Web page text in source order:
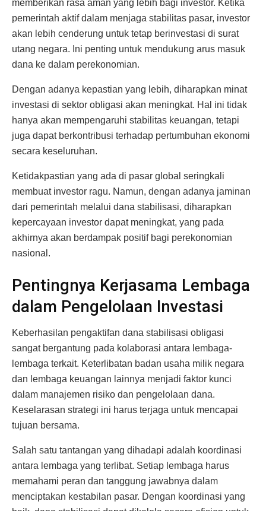
memberikan rasa aman yang lebih bagi investor. Ketika
pemerintah aktif dalam menjaga stabilitas pasar, investor
akan lebih cenderung untuk tetap berinvestasi di surat
utang negara. Ini penting untuk mendukung arus masuk
dana ke dalam perekonomian.
Dengan adanya kepastian yang lebih, diharapkan minat
investasi di sektor obligasi akan meningkat. Hal ini tidak
hanya akan mempengaruhi stabilitas keuangan, tetapi
juga dapat berkontribusi terhadap pertumbuhan ekonomi
secara keseluruhan.
Ketidakpastian yang ada di pasar global seringkali
membuat investor ragu. Namun, dengan adanya jaminan
dari pemerintah melalui dana stabilisasi, diharapkan
kepercayaan investor dapat meningkat, yang pada
akhirnya akan berdampak positif bagi perekonomian
nasional.
Pentingnya Kerjasama Lembaga
dalam Pengelolaan Investasi
Keberhasilan pengaktifan dana stabilisasi obligasi
sangat bergantung pada kolaborasi antara lembaga-
lembaga terkait. Keterlibatan badan usaha milik negara
dan lembaga keuangan lainnya menjadi faktor kunci
dalam manajemen risiko dan pengelolaan dana.
Keselarasan strategi ini harus terjaga untuk mencapai
tujuan bersama.
Salah satu tantangan yang dihadapi adalah koordinasi
antara lembaga yang terlibat. Setiap lembaga harus
memahami peran dan tanggung jawabnya dalam
menciptakan kestabilan pasar. Dengan koordinasi yang